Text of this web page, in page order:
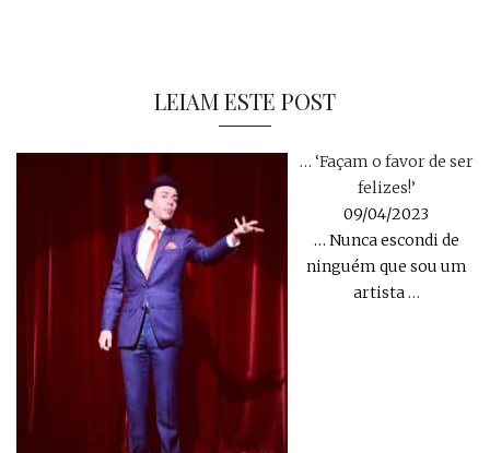
LEIAM ESTE POST
… ‘Façam o favor de ser
felizes!’
09/04/2023
… Nunca escondi de
ninguém que sou um
artista…